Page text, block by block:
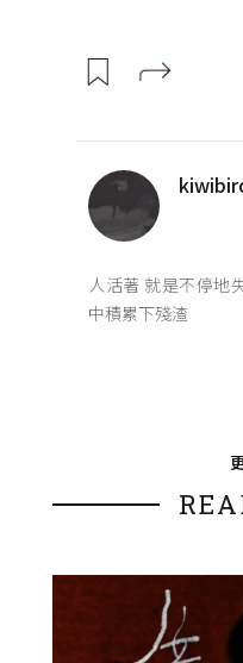
人活著 就是不停地
中積累下殘渣